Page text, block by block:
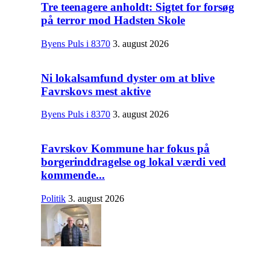
Tre teenagere anholdt: Sigtet for forsøg
på terror mod Hadsten Skole
Byens Puls i 8370 3. august 2026
Ni lokalsamfund dyster om at blive
Favrskovs mest aktive
Byens Puls i 8370 3. august 2026
Favrskov Kommune har fokus på
borgerinddragelse og lokal værdi ved
kommende...
Politik 3. august 2026